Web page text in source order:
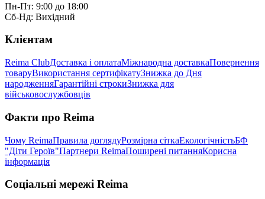
Пн-Пт: 9:00 до 18:00
Сб-Нд: Вихідний
Клієнтам
Reima ClubДоставка і оплатаМіжнародна доставкаПовернення
товаруВикористання сертифікатуЗнижка до Дня
народженняГарантійні строкиЗнижка для
військовослужбовців
Факти про Reima
Чому ReimaПравила доглядуРозмірна сіткаЕкологічністьБФ
"Діти Героїв"Партнери ReimaПоширені питанняКорисна
інформація
Соціальні мережі Reima